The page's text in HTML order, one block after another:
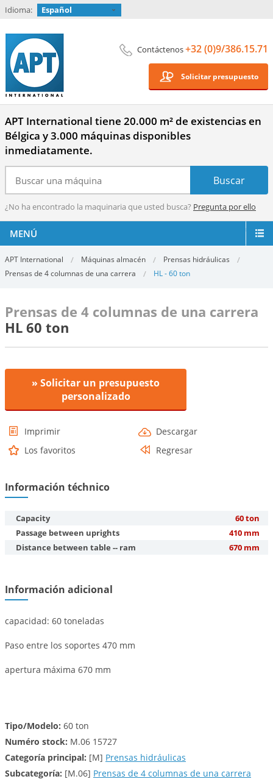
Idioma: Español
Contáctenos+32 (0)9/386.15.71
Solicitar presupuesto
APT International tiene 20.000 m² de existencias en
Bélgica y 3.000 máquinas disponibles
inmediatamente.
¿No ha encontrado la maquinaria que usted busca? Pregunta por ello
MENÚ
APT International Máquinas almacén
Prensas hidráulicas
Prensas de 4 columnas de una carrera
HL - 60 ton
Prensas de 4 columnas de una carrera
HL 60 ton
» Solicitar un presupuesto
personalizado
Imprimir
Descargar
Los favoritos
Regresar
Información téchnico
Capacity
60 ton
Passage between uprights
410 mm
Distance between table -- ram
670 mm
Información adicional
capacidad: 60 toneladas
Paso entre los soportes 470 mm
apertura máxima 670 mm
Tipo/Modelo: 60 ton
Numéro stock: M.06 15727
Categoría principal: [M] Prensas hidráulicas
Subcategoría: [M.06] Prensas de 4 columnas de una carrera